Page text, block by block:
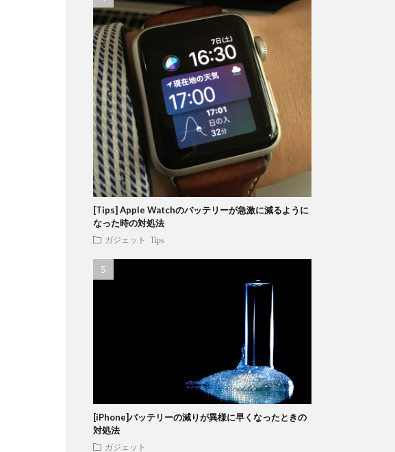
[Tips] Apple Watchのバッテリーが急激に減るように
なった時の対処法
ガジェット Tips
[iPhone]バッテリーの減りが異様に早くなったときの
対処法
ガジェット